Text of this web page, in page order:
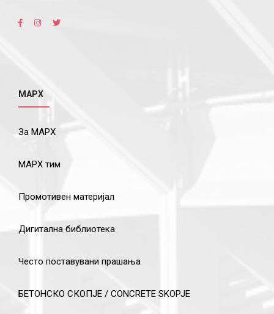
МАРХ
За МАРХ
МАРХ тим
Промотивен материјал
Дигитална библиотека
Често поставувани прашања
БЕТОНСКО СКОПЈЕ / CONCRETE SKOPJE